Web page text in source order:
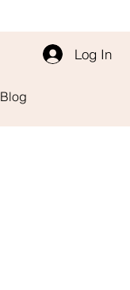
Log In
Blog